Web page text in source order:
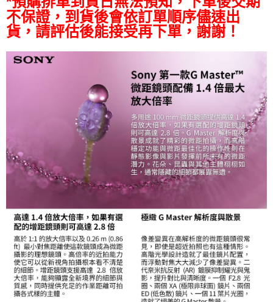
權轉讓予恩沛科技股份有限公司。
２．關於個人資料處理事宜，請瀏覽以下網址：
https://aftee.tw/terms/#terms3
「AFTEE先享後付」，若未經同意申辦者引起之損失，本公司不負相關責
任。
４．使用「AFTEE先享後付」時，將依據個別帳號之用戶狀況，依本公司即
時審查核予不同之上限額度；若仍有額度不足之情形，本公司將視審查結果
請求用戶進行身份認證。
５．嚴禁一人註冊多個帳號或使用他人資訊註冊。若發現惡意使用之情形，
恩沛科技股份有限公司將有權停止該用戶之使用額度並採取法律行動。
不保證，到貨後會依訂單順序儘速出
貨，請評估後能接受再下單，謝謝！